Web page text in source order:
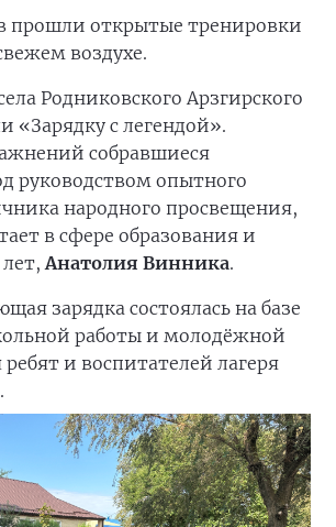
прошли открытые тренировки
воздухе.
Родниковского Арзгирского
«Зарядку с легендой».
собравшиеся
руководством опытного
народного просвещения,
в сфере образования и
Анатолия Винника.
зарядка состоялась на базе
работы и молодёжной
и воспитателей лагеря